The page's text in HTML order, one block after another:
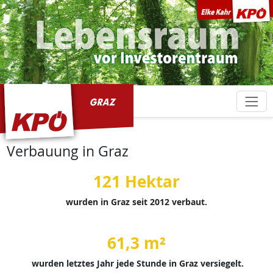
Verbauung in Graz
121 Hektar
wurden in Graz seit 2012 verbaut.
61,3 m²
wurden letztes Jahr jede Stunde in Graz versiegelt.